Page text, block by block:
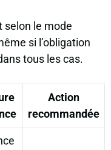
selon le mode
si l’obligation
tous les cas.
Action
recommandée